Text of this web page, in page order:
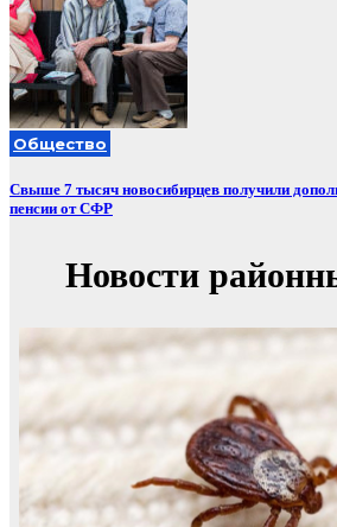
Общество
Свыше 7 тысяч новосибирцев получили
пенсии от СФР